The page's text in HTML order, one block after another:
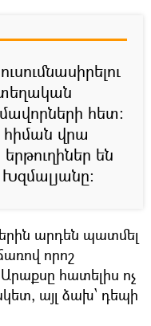
հետ։
վրա
են
արդեն պատմել
որոշ
հատելիս ոչ
այլ ձախ՝ դեպի